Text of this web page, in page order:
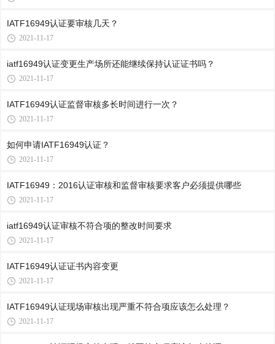
IATF16949认证要审核几天？
2021-11-17
iatf16949认证变更生产场所还能继续保持认证证书吗？
2021-11-17
IATF16949认证监督审核多长时间进行一次？
2021-11-17
如何申请IATF16949认证？
2021-11-17
IATF16949：2016认证审核和监督审核要求客户必须提供哪些
2021-11-17
iatf16949认证审核不符合项的整改时间要求
2021-11-17
IATF16949认证证书内容变更
2021-11-17
IATF16949认证现场审核出现严重不符合项应该怎么处理？
2021-11-17